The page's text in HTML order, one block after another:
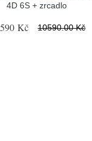
4D 6S + zrcadlo
Kč 10590.00 Kč